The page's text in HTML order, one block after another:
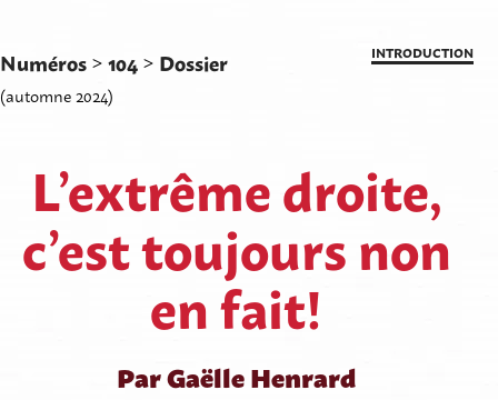
Numéros>104> Dossier
(automne 2024)
INTRODUCTION
L’extrême droite,
c’est toujours non
en fait!
Par Gaëlle Henrard